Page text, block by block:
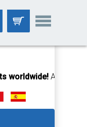
All orders